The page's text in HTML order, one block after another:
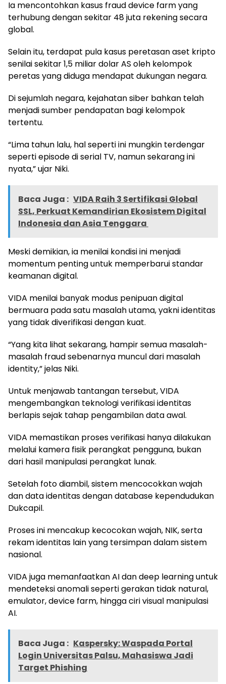
Ia mencontohkan kasus fraud device farm yang
terhubung dengan sekitar 48 juta rekening secara
global.
Selain itu, terdapat pula kasus peretasan aset kripto
senilai sekitar 1,5 miliar dolar AS oleh kelompok
peretas yang diduga mendapat dukungan negara.
Di sejumlah negara, kejahatan siber bahkan telah
menjadi sumber pendapatan bagi kelompok
tertentu.
“Lima tahun lalu, hal seperti ini mungkin terdengar
seperti episode di serial TV, namun sekarang ini
nyata,” ujar Niki.
Baca Juga : VIDA Raih 3 Sertifikasi Global
SSL, Perkuat Kemandirian Ekosistem Digital
Indonesia dan Asia Tenggara
Meski demikian, ia menilai kondisi ini menjadi
momentum penting untuk memperbarui standar
keamanan digital.
VIDA menilai banyak modus penipuan digital
bermuara pada satu masalah utama, yakni identitas
yang tidak diverifikasi dengan kuat.
“Yang kita lihat sekarang, hampir semua masalah-
masalah fraud sebenarnya muncul dari masalah
identity,” jelas Niki.
Untuk menjawab tantangan tersebut, VIDA
mengembangkan teknologi verifikasi identitas
berlapis sejak tahap pengambilan data awal.
VIDA memastikan proses verifikasi hanya dilakukan
melalui kamera fisik perangkat pengguna, bukan
dari hasil manipulasi perangkat lunak.
Setelah foto diambil, sistem mencocokkan wajah
dan data identitas dengan database kependudukan
Dukcapil.
Proses ini mencakup kecocokan wajah, NIK, serta
rekam identitas lain yang tersimpan dalam sistem
nasional.
VIDA juga memanfaatkan AI dan deep learning untuk
mendeteksi anomali seperti gerakan tidak natural,
emulator, device farm, hingga ciri visual manipulasi
AI.
Baca Juga : Kaspersky: Waspada Portal
Login Universitas Palsu, Mahasiswa Jadi
Target Phishing